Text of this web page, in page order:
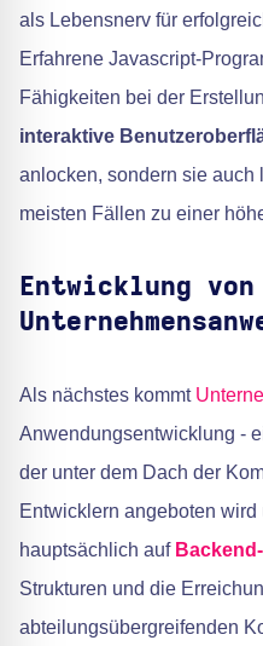
als Lebensnerv für
Erfahrene Javascript-
Fähigkeiten bei der
interaktive
anlocken, sondern sie auch
meisten Fällen zu einer
Entwicklung von
Als nächstes kommt
Anwendungsentwicklung -
der unter dem Dach der
Entwicklern angeboten
hauptsächlich auf
Strukturen und die
abteilungsübergreifenden